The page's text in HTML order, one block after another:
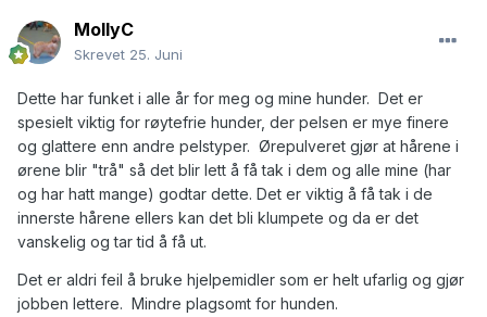
MollyC
Skrevet 25. Juni
Dette har funket i alle år for meg og mine hunder. Det er
spesielt viktig for røytefrie hunder, der pelsen er mye finere
og glattere enn andre pelstyper. Ørepulveret gjør at hårene i
ørene blir "trå" så det blir lett å få tak i dem og alle mine (har
og har hatt mange) godtar dette. Det er viktig å få tak i de
innerste hårene ellers kan det bli klumpete og da er det
vanskelig og tar tid å få ut.
Det er aldri feil å bruke hjelpemidler som er helt ufarlig og gjør
jobben lettere. Mindre plagsomt for hunden.